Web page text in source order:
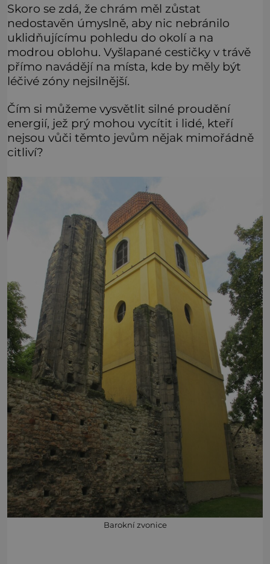
Skoro se zdá, že chrám měl zůstat
nedostavěn úmyslně, aby nic nebránilo
uklidňujícímu pohledu do okolí a na
modrou oblohu. Vyšlapané cestičky v trávě
přímo navádějí na místa, kde by měly být
léčivé zóny nejsilnější.
Čím si můžeme vysvětlit silné proudění
energií, jež prý mohou vycítit i lidé, kteří
nejsou vůči těmto jevům nějak mimořádně
citliví?
Barokní zvonice